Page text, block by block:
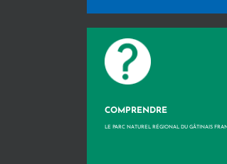
COMPRENDRE
LE PARC NATUREL RÉGIONAL DU GÂTINAIS